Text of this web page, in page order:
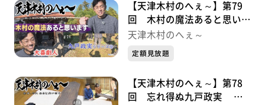
【天津木村のへぇ～】第79
回 木村の魔法あると思いま
す 九戸政実シリーズ➄
天津木村のへぇ～
定額見放題
【天津木村のへぇ～】第78
回 忘れ得ぬ九戸政実 九